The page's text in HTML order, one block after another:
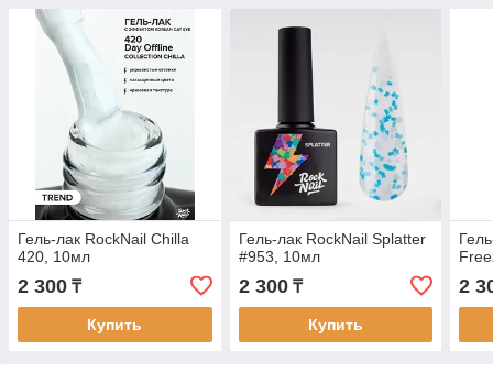
Гель-лак RockNail Chilla
420, 10мл
2 300 ₸
Купить
Гель-лак RockNail Splatter
#953, 10мл
2 300₸
Купить
2